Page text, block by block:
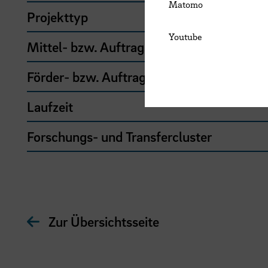
Projekttyp
Mittel- bzw. Auftragsgeber
Förder- bzw. Auftragssumme
Laufzeit
Forschungs- und Transfercluster
Zur Übersichtsseite
Matomo
Youtube